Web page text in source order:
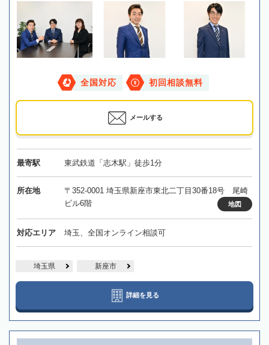
全国対応 初回相談無料
メールする
最寄駅 東武鉄道「志木駅」徒歩1分
所在地
〒352-0001 埼玉県新座市東北二丁目30番18号 尾崎
ビル6階
地図
対応エリア 埼玉、全国オンライン相談可
埼玉県 新座市
詳細を見る